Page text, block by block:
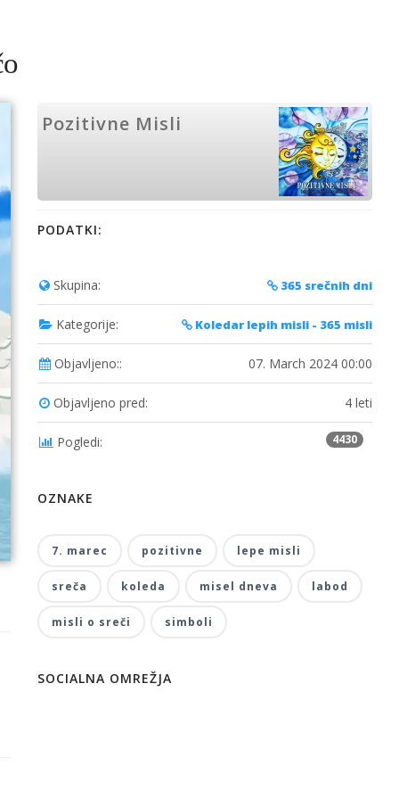
Pozitivne Misli
PODATKI:
Skupina: 365 srečnih dni
Kategorije: Koledar lepih misli - 365 misli
Objavljeno:: 07. March 2024 00:00
Objavljeno pred: 4 leti
Pogledi: 4430
OZNAKE
7. marec pozitivne lepe misli
sreča koleda misel dneva labod
misli o sreči simboli
SOCIALNA OMREŽJA